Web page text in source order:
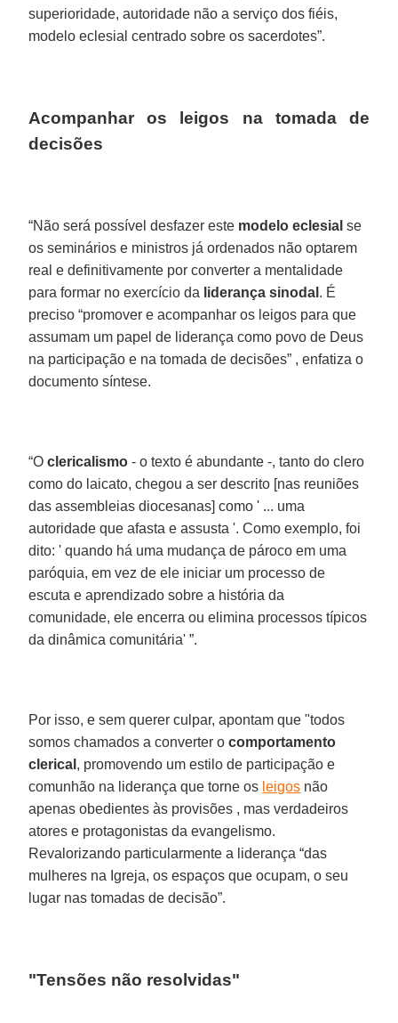
superioridade, autoridade não a serviço dos fiéis,
modelo eclesial centrado sobre os sacerdotes”.
Acompanhar os leigos na tomada de
decisões
“Não será possível desfazer este modelo eclesial se
os seminários e ministros já ordenados não optarem
real e definitivamente por converter a mentalidade
para formar no exercício da liderança sinodal . É
preciso “promover e acompanhar os leigos para que
assumam um papel de liderança como povo de Deus
na participação e na tomada de decisões” , enfatiza o
documento síntese.
“Oclericalismo - o texto é abundante -, tanto do clero
como do laicato, chegou a ser descrito [nas reuniões
das assembleias diocesanas] como ' ... uma
autoridade que afasta e assusta '. Como exemplo, foi
dito: ' quando há uma mudança de pároco em uma
paróquia, em vez de ele iniciar um processo de
escuta e aprendizado sobre a história da
comunidade, ele encerra ou elimina processos típicos
da dinâmica comunitária' ”.
Por isso, e sem querer culpar, apontam que "todos
somos chamados a converter ocomportamento
clerical , promovendo um estilo de participação e
comunhão na liderança que torne os leigos não
apenas obedientes às provisões , mas verdadeiros
atores e protagonistas da evangelismo.
Revalorizando particularmente a liderança “das
mulheres na Igreja, os espaços que ocupam, o seu
lugar nas tomadas de decisão”.
"Tensões não resolvidas"